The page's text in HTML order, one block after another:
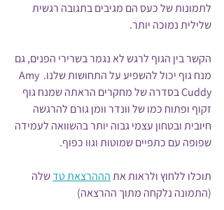
לתמונות של כעס הם מגיבים בתגובה רגשית
שלילית נמוכה יותר.
הקשר בין הגוף לרגש לא נגמר בשרירי הפנים, גם
מנח גוף יכול להשפיע על התחושות שלנו. Amy
Cuddy בסדרה של מחקרים הראתה שמנח גוף
זקוף ופתוח כמו של וונדר וומן גורם להרגשה
חיובית ובטחון עצמי גבוה יותר בהשוואה לעמידה
שפופה עם כתפיים שמוטות וגוו כפוף.
תוכלו ללחוץ ולראות את הההרצאת טד שלה
(התמונה נלקחה מתוך ההרצאה)